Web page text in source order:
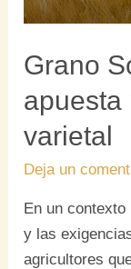
Grano
apuesta
varietal
Deja un
En un
y las
agricultores